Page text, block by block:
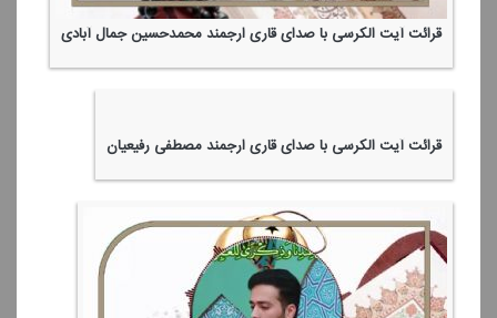
قرائت آیت الكرسی با صدای قاری ارجمند محمدحسین جمال آبادی
قرائت آیت الكرسی با صدای قاری ارجمند مصطفی رفیعیان